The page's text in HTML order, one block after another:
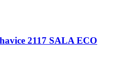
2117 SALA ECO